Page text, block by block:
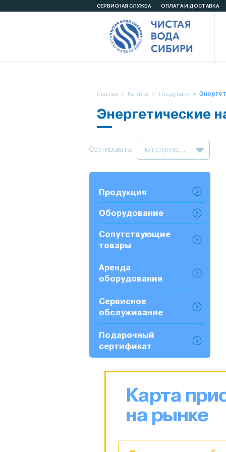
СЕРВИСНАЯ СЛУЖБА ОПЛАТА И ДОСТАВКА
Главная Каталог Продукция
Энергетические
Сортировать: по популярности
Продукция
Оборудование
Сопутствующие
товары
Аренда
оборудования
Сервисное
обслуживание
Подарочный
сертификат
Карта
на рынке